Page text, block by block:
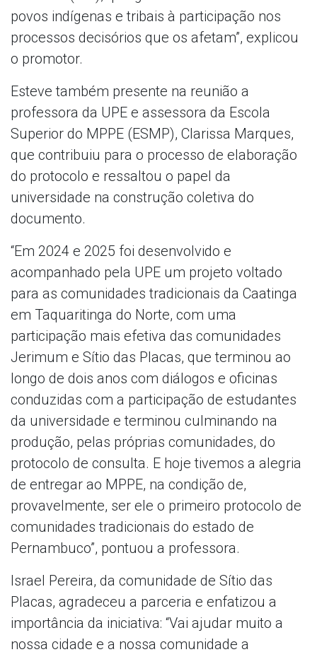
povos indígenas e tribais à participação nos
processos decisórios que os afetam”, explicou
o promotor.
Esteve também presente na reunião a
professora da UPE e assessora da Escola
Superior do MPPE (ESMP), Clarissa Marques,
que contribuiu para o processo de elaboração
do protocolo e ressaltou o papel da
universidade na construção coletiva do
documento.
“Em 2024 e 2025 foi desenvolvido e
acompanhado pela UPE um projeto voltado
para as comunidades tradicionais da Caatinga
em Taquaritinga do Norte, com uma
participação mais efetiva das comunidades
Jerimum e Sítio das Placas, que terminou ao
longo de dois anos com diálogos e oficinas
conduzidas com a participação de estudantes
da universidade e terminou culminando na
produção, pelas próprias comunidades, do
protocolo de consulta. E hoje tivemos a alegria
de entregar ao MPPE, na condição de,
provavelmente, ser ele o primeiro protocolo de
comunidades tradicionais do estado de
Pernambuco”, pontuou a professora.
Israel Pereira, da comunidade de Sítio das
Placas, agradeceu a parceria e enfatizou a
importância da iniciativa: “Vai ajudar muito a
nossa cidade e a nossa comunidade a